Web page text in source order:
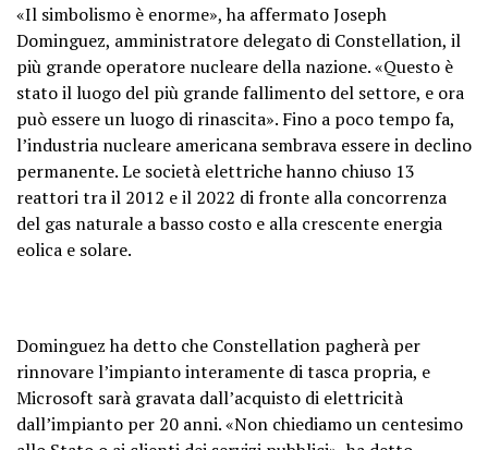
«Il simbolismo è enorme», ha affermato Joseph
Dominguez, amministratore delegato di Constellation, il
più grande operatore nucleare della nazione. «Questo è
stato il luogo del più grande fallimento del settore, e ora
può essere un luogo di rinascita». Fino a poco tempo fa,
l’industria nucleare americana sembrava essere in declino
permanente. Le società elettriche hanno chiuso 13
reattori tra il 2012 e il 2022 di fronte alla concorrenza
del gas naturale a basso costo e alla crescente energia
eolica e solare.
Dominguez ha detto che Constellation pagherà per
rinnovare l’impianto interamente di tasca propria, e
Microsoft sarà gravata dall’acquisto di elettricità
dall’impianto per 20 anni. «Non chiediamo un centesimo